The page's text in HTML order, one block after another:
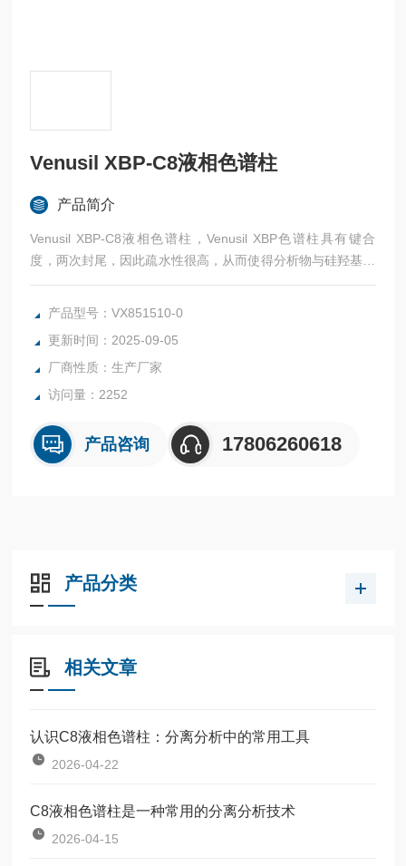
Venusil XBP-C8液相色谱柱
产品简介
Venusil XBP-C8液相色谱柱，Venusil XBP色谱柱具有键合
度，两次封尾，因此疏水性很高，从而使得分析物与硅羟基之
间的相互作用减小。Venusil XBP柱在高pH下具有很高的稳定
性。
产品型号：VX851510-0
更新时间：2025-09-05
厂商性质：生产厂家
访问量：2252
产品咨询 17806260618
产品分类
相关文章
认识C8液相色谱柱：分离分析中的常用工具
2026-04-22
C8液相色谱柱是一种常用的分离分析技术
2026-04-15